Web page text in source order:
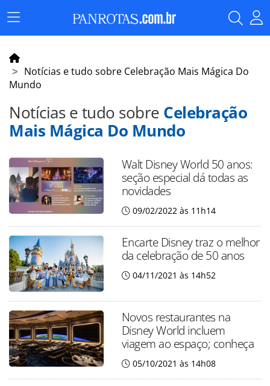
Menu
Principal
Notícias e tudo sobre Celebração Mais Mágica Do
Mundo
Notícias e tudo sobre Celebração
Mais Mágica Do Mundo
Walt Disney World 50 anos:
seção especial dá todas as
novidades
09/02/2022 às 11h14
Encarte Disney traz o melhor
da celebração de 50 anos
04/11/2021 às 14h52
Novos restaurantes na
Disney World incluem
viagem ao espaço; conheça
05/10/2021 às 14h08